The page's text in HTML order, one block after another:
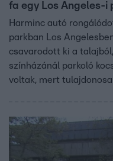
fa egy Los Angeles-i
Harminc autó
parkban Los
csavarodott ki a
színházánál parkoló
voltak, mert
közölték.